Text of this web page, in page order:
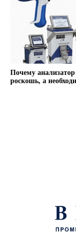
Почему
роскошь, а